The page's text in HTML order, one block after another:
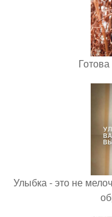
Улыбка - это не